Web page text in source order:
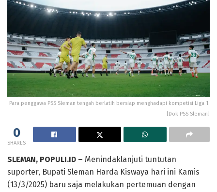
Para penggawa PSS Sleman tengah berlatih bersiap menghadapi kompetisi Liga 1.
[Dok PSS Sleman]
0
SHARES
SLEMAN, POPULI.ID – Menindaklanjuti tuntutan
suporter, Bupati Sleman Harda Kiswaya hari ini Kamis
(13/3/2025) baru saja melakukan pertemuan dengan